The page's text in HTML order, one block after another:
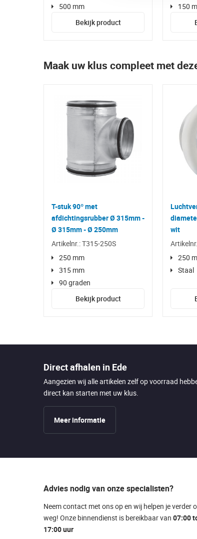
500 mm
Bekijk product
150
Maak uw klus compleet met
T-stuk 90º met
afdichtingsrubber Ø 315mm -
Ø 315mm - Ø 250mm
Artikelnr.: T315-250S
250 mm
315 mm
90 graden
Bekijk product
wit
250
Staal
Direct afhalen in Ede
Aangezien wij alle artikelen zelf op voorraad
direct kan starten met uw klus.
Meer informatie
Advies nodig van onze specialisten?
Neem contact met ons op en wij helpen je verder
weg! Onze binnendienst is bereikbaar van 07:00
17:00 uur